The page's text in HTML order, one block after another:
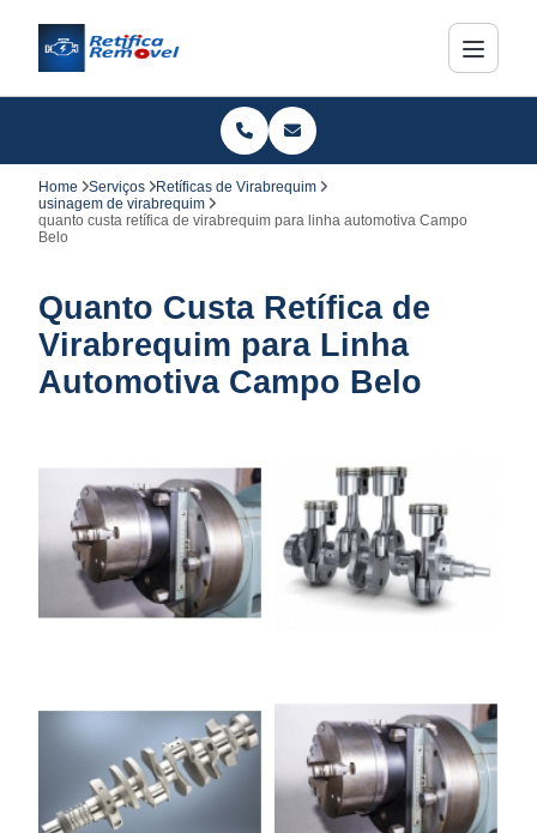
Home Serviços
Retíficas de Virabrequim
usinagem de virabrequim
quanto custa retífica de virabrequim para linha automotiva Campo
Belo
Quanto Custa Retífica de
Virabrequim para Linha
Automotiva Campo Belo